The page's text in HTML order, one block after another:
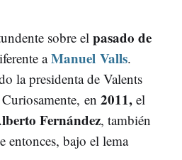
sobre el pasado de
aManuel Valls.
la presidenta de Valents
en 2011, el
Fernández, también
entonces, bajo el lema